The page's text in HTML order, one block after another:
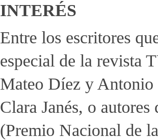
INTERÉS
Entre los escritores
especial de la revista
Mateo Díez y Antonio
Clara Janés, o
(Premio Nacional de